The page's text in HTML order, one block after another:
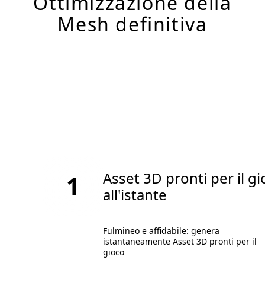
Mesh definitiva
1
Asset 3D pronti per il
all'istante
Fulmineo e affidabile: genera
istantaneamente Asset 3D pronti per il
gioco